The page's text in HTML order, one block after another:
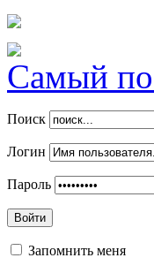
Самый
Поиск
Логин
Пароль
Войти
Запомнить меня